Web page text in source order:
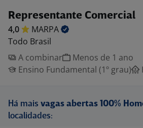
Representante Comercial
4,0
MARPA
Todo Brasil
A combinar
Menos de 1 ano
Ensino Fundamental (1º grau)
Há mais vagas abertas 100%
localidades: